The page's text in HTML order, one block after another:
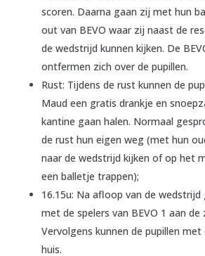
scoren. Daarna gaan zij met hun
out van BEVO waar zij naast de
de wedstrijd kunnen kijken. De
ontfermen zich over de pupillen.
Rust: Tijdens de rust kunnen de
Maud een gratis drankje en
kantine gaan halen. Normaal
de rust hun eigen weg (met hun
naar de wedstrijd kijken of op het
een balletje trappen);
16.15u: Na afloop van de wedstrijd
met de spelers van BEVO 1 aan
Vervolgens kunnen de pupillen
huis.